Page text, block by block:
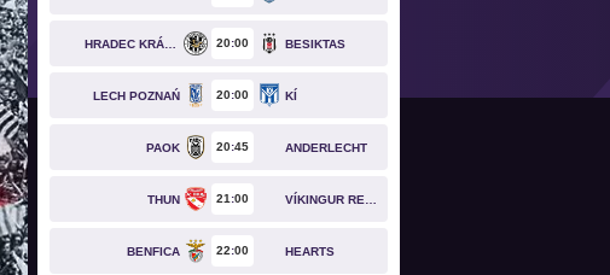
20 00 BESIKTAS
LECH POZNAŃ 20 00 KÍ
PAOK 20 45 ANDERLECHT
THUN 21 00
BENFICA 22 00 HEARTS